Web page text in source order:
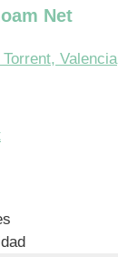
Net
Valencia